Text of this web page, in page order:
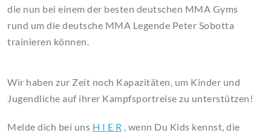
die nun bei einem der besten deutschen MMA Gyms
rund um die deutsche MMA Legende Peter Sobotta
trainieren können.
Wir haben zur Zeit noch Kapazitäten, um Kinder und
Jugendliche auf ihrer Kampfsportreise zu unterstützen!
Melde dich bei uns H I E R , wenn Du Kids kennst, die